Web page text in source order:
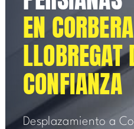
EN
LLOBREGAT
CONFIANZA
Desplazamiento a